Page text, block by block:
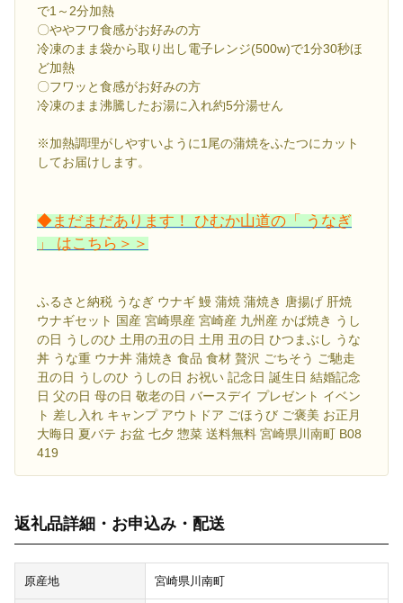
で1～2分加熱
〇ややフワ食感がお好みの方
冷凍のまま袋から取り出し電子レンジ(500w)で1分30秒ほ
ど加熱
〇フワッと食感がお好みの方
冷凍のまま沸騰したお湯に入れ約5分湯せん
※加熱調理がしやすいように1尾の蒲焼をふたつにカット
してお届けします。
◆まだまだあります！ ひむか山道の「 うなぎ
」 はこちら＞＞
ふるさと納税 うなぎ ウナギ 鰻 蒲焼 蒲焼き 唐揚げ 肝焼
ウナギセット 国産 宮崎県産 宮崎産 九州産 かば焼き うし
の日 うしのひ 土用の丑の日 土用 丑の日 ひつまぶし うな
丼 うな重 ウナ丼 蒲焼き 食品 食材 贅沢 ごちそう ご馳走
丑の日 うしのひ うしの日 お祝い 記念日 誕生日 結婚記念
日 父の日 母の日 敬老の日 バースデイ プレゼント イベン
ト 差し入れ キャンプ アウトドア ごほうび ご褒美 お正月
大晦日 夏バテ お盆 七夕 惣菜 送料無料 宮崎県川南町 B08
419
返礼品詳細・お申込み・配送
原産地 宮崎県川南町